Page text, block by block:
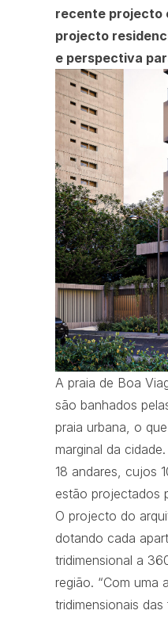
recente projecto
projecto
e perspectiva
A praia de Boa
são banhados
praia urbana, o
marginal da
18 andares, cujos
estão projectados
O projecto do
dotando cada
tridimensional a
região. “Com uma
tridimensionais